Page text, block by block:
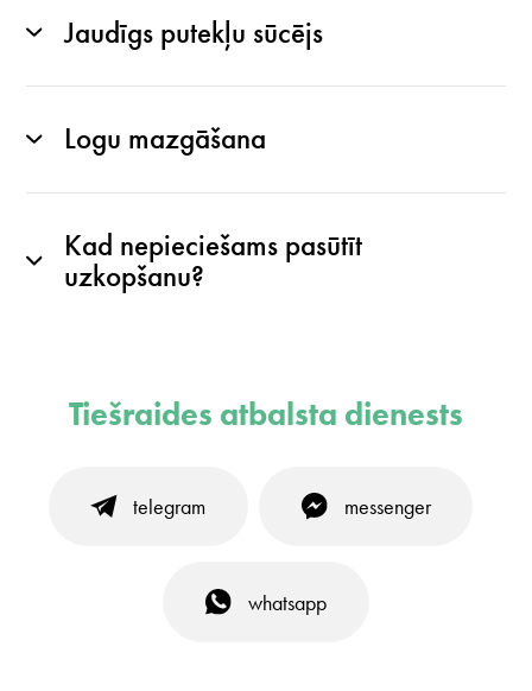
Jaudīgs putekļu sūcējs
Logu mazgāšana
Kad nepieciešams pasūtīt
uzkopšanu?
Tiešraides atbalsta dienests
telegram messenger
whatsapp